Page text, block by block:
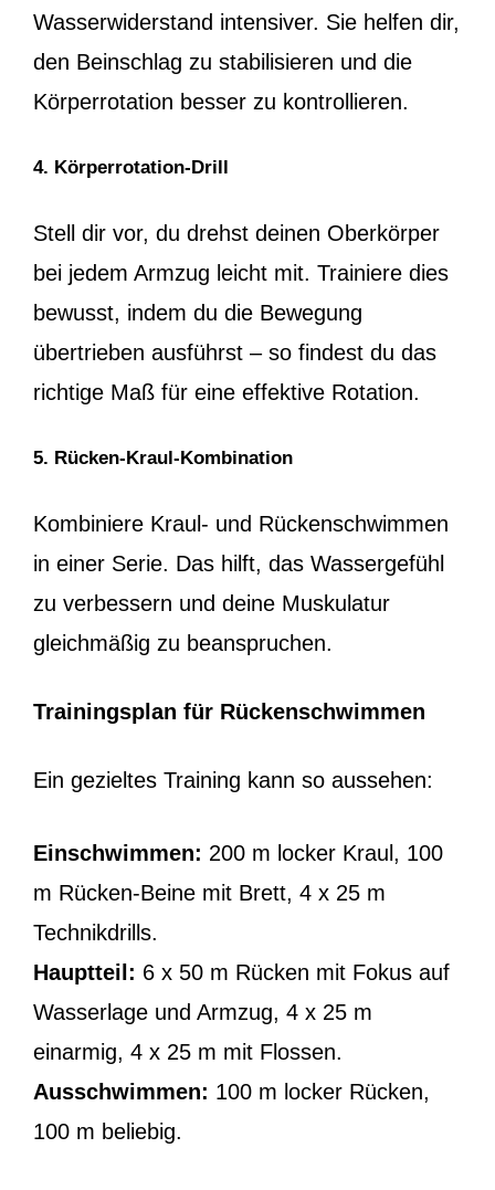
Wasserwiderstand intensiver. Sie helfen dir,
den Beinschlag zu stabilisieren und die
Körperrotation besser zu kontrollieren.
4. Körperrotation-Drill
Stell dir vor, du drehst deinen Oberkörper
bei jedem Armzug leicht mit. Trainiere dies
bewusst, indem du die Bewegung
übertrieben ausführst – so findest du das
richtige Maß für eine effektive Rotation.
5. Rücken-Kraul-Kombination
Kombiniere Kraul- und Rückenschwimmen
in einer Serie. Das hilft, das Wassergefühl
zu verbessern und deine Muskulatur
gleichmäßig zu beanspruchen.
Trainingsplan für Rückenschwimmen
Ein gezieltes Training kann so aussehen:
Einschwimmen: 200 m locker Kraul, 100
m Rücken-Beine mit Brett, 4 x 25 m
Technikdrills.
Hauptteil: 6 x 50 m Rücken mit Fokus auf
Wasserlage und Armzug, 4 x 25 m
einarmig, 4 x 25 m mit Flossen.
Ausschwimmen: 100 m locker Rücken,
100 m beliebig.